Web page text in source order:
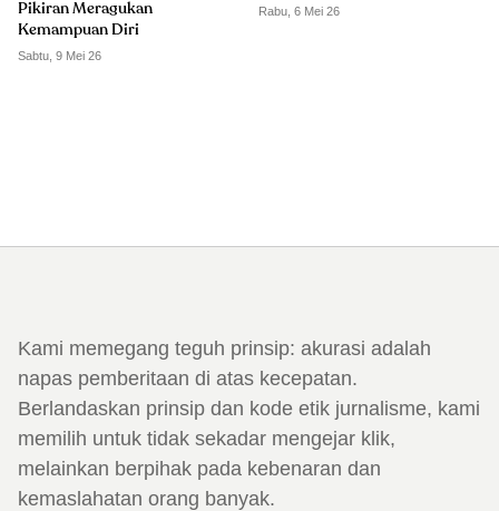
Pikiran Meragukan
Kemampuan Diri
Sabtu, 9 Mei 26
Rabu, 6 Mei 26
Kami memegang teguh prinsip: akurasi adalah
napas pemberitaan di atas kecepatan.
Berlandaskan prinsip dan kode etik jurnalisme, kami
memilih untuk tidak sekadar mengejar klik,
melainkan berpihak pada kebenaran dan
kemaslahatan orang banyak.